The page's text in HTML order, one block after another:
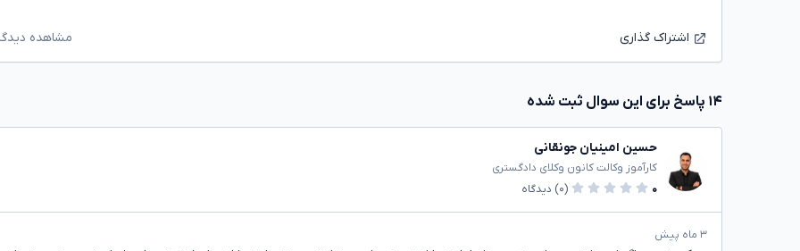
اشتراک گذاری مشاهده
۱۴ پاسخ برای این سوال ثبت شده
حسین امینیان جونقانی
کارآموز وکالت کانون وکلای دادگستری
۰
(۰) دیدگاه
۳ ماه پیش